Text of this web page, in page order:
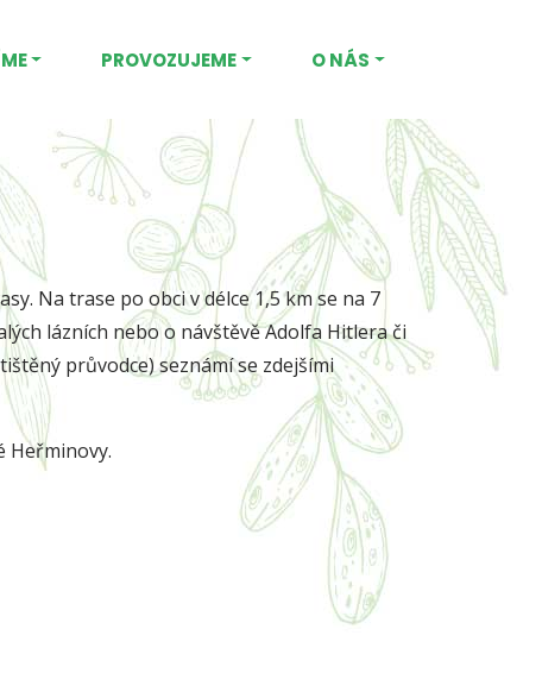
PROVOZUJEME O NÁS
Na trase po obci v délce 1,5 km se na 7
lázních nebo o návštěvě Adolfa Hitlera či
průvodce) seznámí se zdejšími
Heřminovy.